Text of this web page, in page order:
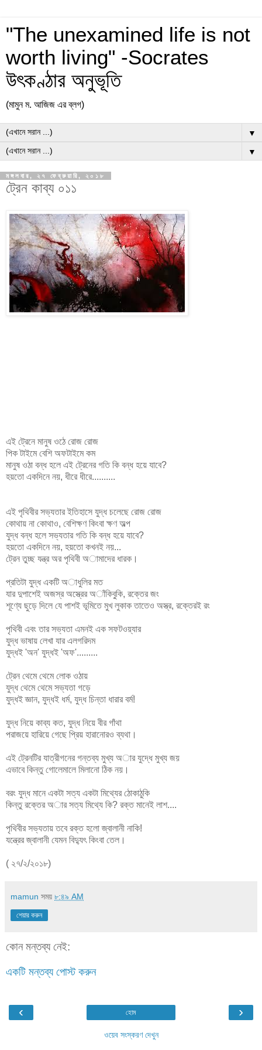
"The unexamined life is not
worth living" -Socrates
উৎকণ্ঠার অনুভূতি
(মামুন ম. আজিজ এর ব্লগ)
▼
▼
মঙ্গলবার, ২৭ ফেব্রুয়ারি, ২০১৮
ট্রেন কাব্য ০১১
এই ট্রেনে মানুষ ওঠে রোজ রোজ
পিক টাইমে বেশি অফটাইমে কম
মানুষ ওঠা বন্ধ হলে এই ট্রেনের গতি কি বন্ধ হয়ে যাবে?
হয়তো একদিনে নয়, ধীরে ধীরে..........
এই পৃথিবীর সভ্যতার ইতিহাসে যুদ্ধ চলেছে রোজ রোজ
কোথায় না কোথাও, বেশিক্ষণ কিংবা ক্ষণ অল্প
যুদ্ধ বন্ধ হলে সভ্যতার গতি কি বন্ধ হয়ে যাবে?
হয়তো একদিনে নয়, হয়তো কখনই নয়...
ট্রেন তুচ্ছ যন্ত্র অর পৃথিবী অামাদের ধারক।
প্রতিটা যুদ্ধ একটি অাধুলির মত
যার দুপাশেই অজস্র অস্ত্রের অাঁকিবু্কি, রক্তের জং
শূণ্যে ছুড়ে দিলে যে পাশই ভূমিতে মুখ লুকাক তাতেও অস্ত্র, রক্তেরই রং
পৃথিবী এবং তার সভ্যতা এমনই এক সফটওয়্যার
যুদ্ধ ভাষায় লেখা যার এলগরিদম
যুদ্ধই 'অন' যুদ্ধই 'অফ'.........
ট্রেন থেমে থেমে লোক ওঠায়
যুদ্ধ থেমে থেমে সভ্যতা গড়ে
যুদ্ধই জ্ঞান, যুদ্ধই ধর্ম, যুদ্ধ চিন্তা ধারার বর্ম!
যুদ্ধ নিয়ে কাব্য কত, যুদ্ধ নিয়ে বীর গাঁথা
পরাজয়ে হারিয়ে গেছে প্রিয় হারানোরও ব্যথা।
এই ট্রেনটির যাত্রীগনের গন্তব্য মুখ্য অার যুদ্ধে মুখ্য জয়
এভাবে কিন্তু গোলেমালে মিলানো ঠিক নয়।
বরং যুদ্ধ মানে একটা সত্য একটা মিথ্যের ঠোকাঠুকি
কিন্তু রক্তের অার সত্য মিথ্যে কি? রক্ত মানেই লাশ....
পৃথিবীর সভ্যতায় তবে রক্ত হলো জ্বালানী নাকি!
যন্ত্রের জ্বালানী যেমন বিদ্যুৎ কিংবা তেল।
( ২৭/২/২০১৮)
mamun সময় ৮:৪৯ AM
শেয়ার করুন
কোন মন্তব্য নেই:
একটি মন্তব্য পোস্ট করুন
‹ ›
হোম
ওয়েব সংস্করণ দেখুন